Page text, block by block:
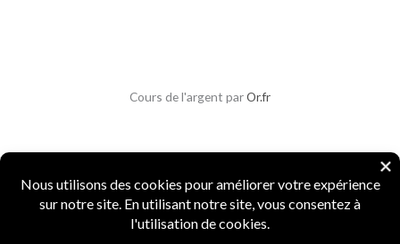
Cours de l'argent parOr.fr
Copyright © 2026 Parlons Monnaies
Mentions légales|CGV|CGU|Confidentialité|Sécurité